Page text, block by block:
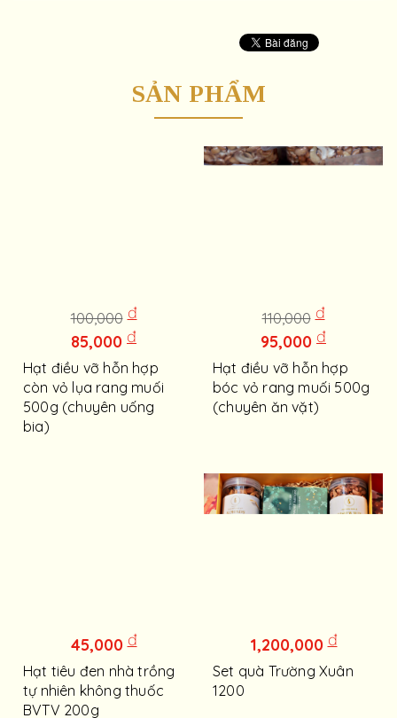
SẢN PHẨM
100,000 đ
85,000 đ
Hạt điều vỡ hỗn hợp
còn vỏ lụa rang muối
500g (chuyên uống
bia)
110,000 đ
95,000 đ
Hạt điều vỡ hỗn hợp
bóc vỏ rang muối 500g
(chuyên ăn vặt)
45,000 đ
Hạt tiêu đen nhà trồng
tự nhiên không thuốc
BVTV 200g
1,200,000 đ
Set quà Trường Xuân
1200